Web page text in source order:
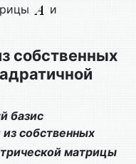
и
собственных
базис
собственных
матрицы